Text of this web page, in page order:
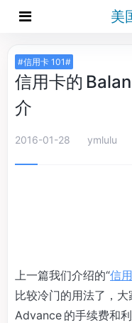
美
#信用卡 101#
信用卡的
介
2016-01-28 ymlulu
上一篇我们介绍的“信
比较冷门的用法了，
Advance 的手续费和